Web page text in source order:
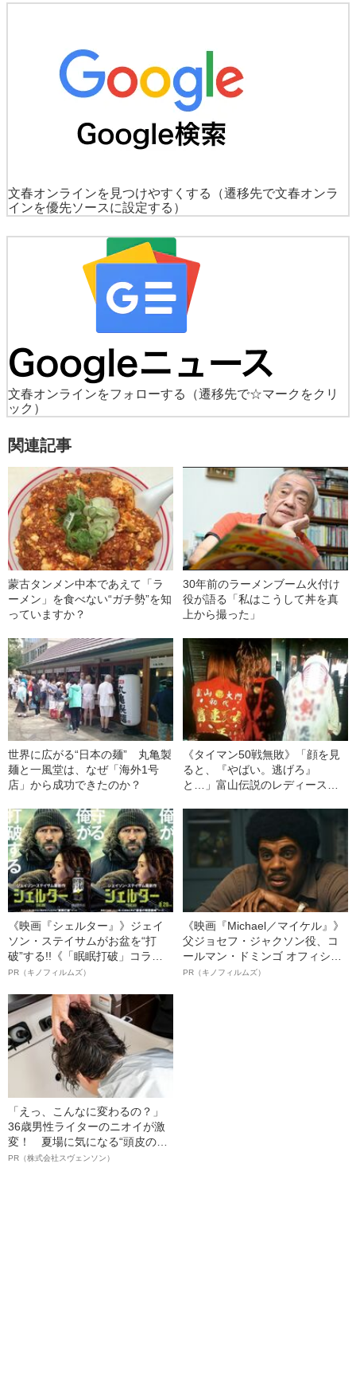
文春オンラインを見つけやすくする
（遷移先で文春オンラ
インを優先ソースに設定する）
文春オンラインをフォローする
（遷移先で☆マークをクリ
ック）
関連記事
蒙古タンメン中本であえて「ラ
ーメン」を食べない“ガチ勢”を知
っていますか？
30年前のラーメンブーム火付け
役が語る「私はこうして丼を真
上から撮った」
世界に広がる“日本の麺” 丸亀製
麺と一風堂は、なぜ「海外1号
店」から成功できたのか？
《タイマン50戦無敗》「顔を見
ると、『やばい。逃げろ』
と…」富山伝説のレディース初
ー制圧と朝までのバイク暴走
《映画『シェルター』》ジェイ
ソン・ステイサムがお盆を“打
破”する!!《「眠眠打破」コラ
ボ》
PR（キノフィルムズ）
《映画『Michael／マイケル』》
父ジョセフ・ジャクソン役、コ
ールマン・ドミンゴ オフィシャ
ルインタビュー“観客を魅了した
PR（キノフィルムズ）
「えっ、こんなに変わるの？」
36歳男性ライターのニオイが激
変！ 夏場に気になる“頭皮のニ
オイ”や“ベタつき”を解消す
PR（株式会社スヴェンソン）